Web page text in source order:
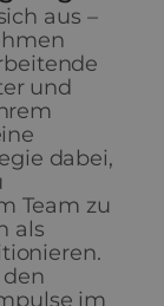
aus –
und
dabei,
Team zu
als
im